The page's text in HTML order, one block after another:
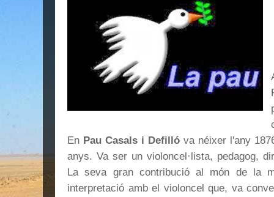
En Pau Casals i Defillóva néixer l'any
anys. Va ser un violoncel·lista, pedagog,
La seva gran contribució al món de la
interpretació amb el violoncel que, va